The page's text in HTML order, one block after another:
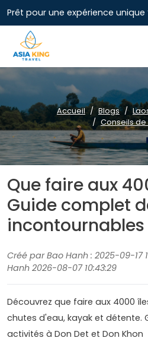
Prêt pour une expérience unique
Accueil Blogs
Conseils
Que faire aux
Guide complet
incontournables
Créé par Bao Hanh : 2025-09-17
Hanh 2026-08-07 10:43:29
Découvrez que faire aux 4000
chutes d'eau, kayak et détente.
activités à Don Det et Don Khon